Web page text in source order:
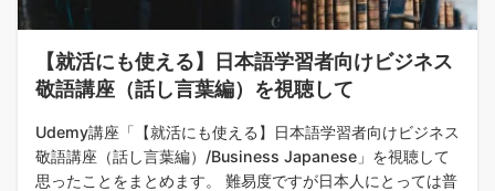
【就活にも使える】日本語学習者向けビジネス
敬語講座（話し言葉編）を視聴して
Udemy講座「【就活にも使える】日本語学習者向けビジネス
敬語講座（話し言葉編）/Business Japanese」を視聴して
思ったことをまとめます。 難易度ですが日本人にとっては普